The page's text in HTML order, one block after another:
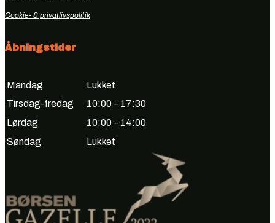
Cookie- & privatlivspolitik
Åbningstider
Mandag
Lukket
Tirsdag-fredag
10:00 – 17:30
Lørdag
10:00 – 14:00
Søndag
Lukket